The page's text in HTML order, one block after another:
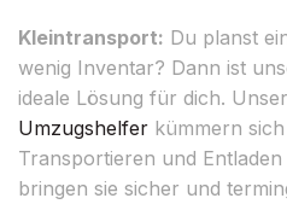
Kleintransport: Du planst
wenig Inventar? Dann ist
ideale Lösung für dich.
Umzugshelfer kümmern
Transportieren und
bringen sie sicher und